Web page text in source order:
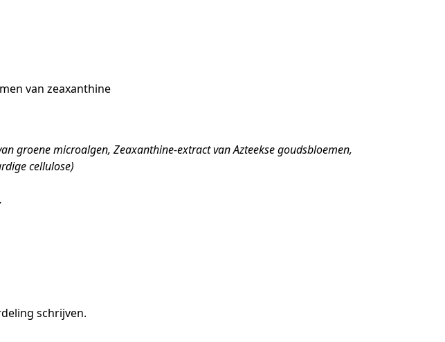
van zeaxanthine
groene microalgen, Zeaxanthine-extract van Azteekse goudsbloemen,
cellulose)
schrijven.